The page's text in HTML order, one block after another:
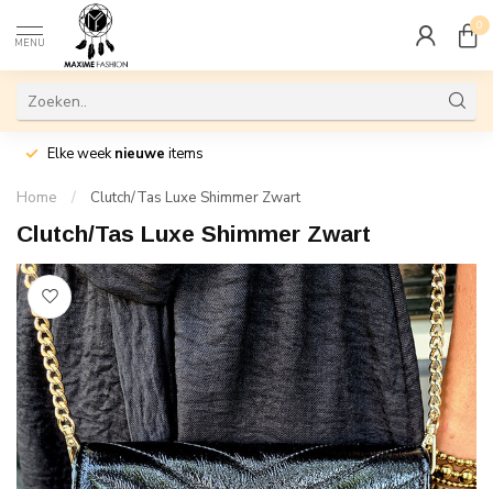
MENU
0
Elke weeknieuwe items
Home / Clutch/Tas Luxe Shimmer Zwart
Clutch/Tas Luxe Shimmer Zwart